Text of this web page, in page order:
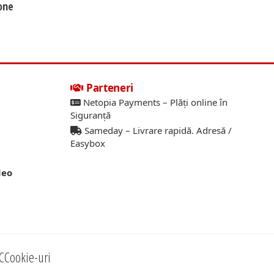
Parteneri
Netopia Payments – Plăți online în
Siguranță
Sameday – Livrare rapidă. Adresă /
Easybox
Cookie-uri